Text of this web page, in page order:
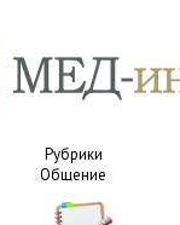
Рубрики
Общение